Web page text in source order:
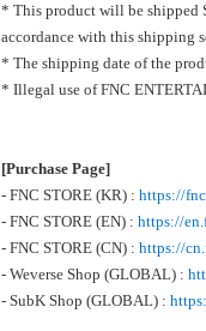
* This product will be shipped
accordance with this shipping
* The shipping date of the
* Illegal use of FNC
[Purchase Page]
- FNC STORE (KR) : https://
- FNC STORE (EN) : https://
- FNC STORE (CN) : https://
- Weverse Shop (GLOBAL) :
- SubK Shop (GLOBAL) :